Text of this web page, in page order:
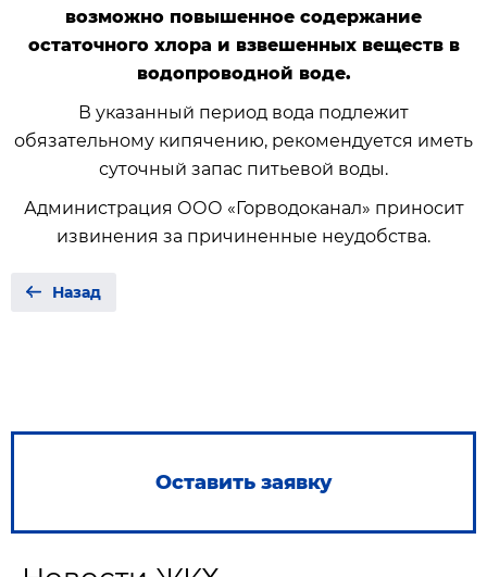
возможно повышенное содержание
остаточного хлора и взвешенных веществ в
водопроводной воде.
В указанный период вода подлежит
обязательному кипячению, рекомендуется иметь
суточный запас питьевой воды.
Администрация ООО «Горводоканал» приносит
извинения за причиненные неудобства.
Назад
Оставить заявку